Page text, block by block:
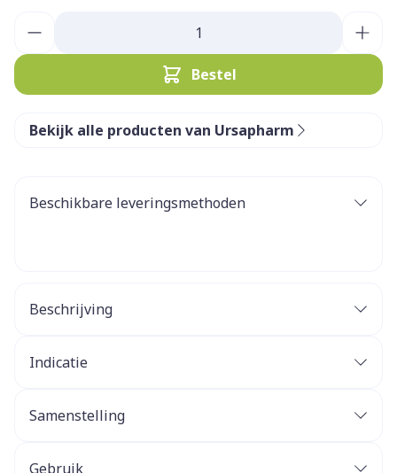
Bestel
Bekijk alle producten van Ursapharm
Beschikbare leveringsmethoden
Beschrijving
Indicatie
Samenstelling
Gebruik